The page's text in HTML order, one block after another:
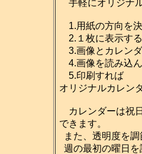
手軽にオリジナ
1.用紙の方向を
2.１枚に表示す
3.画像とカレン
4.画像を読み込
5.印刷すれば
オリジナルカレン
カレンダーは祝
できます。
また、透明度を
週の最初の曜日を